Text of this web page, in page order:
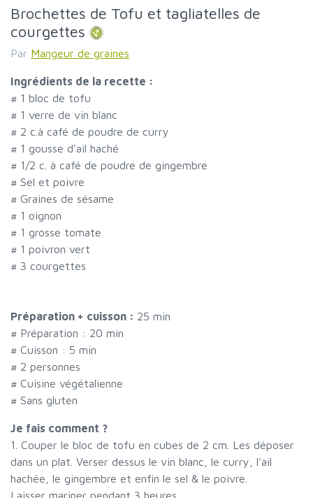
Brochettes de Tofu et tagliatelles de
courgettes
Par Mangeur de graines
Ingrédients de la recette :
# 1 bloc de tofu
# 1 verre de vin blanc
# 2 c.à café de poudre de curry
# 1 gousse d'ail haché
# 1/2 c. à café de poudre de gingembre
# Sel et poivre
# Graines de sésame
# 1 oignon
# 1 grosse tomate
# 1 poivron vert
# 3 courgettes
Préparation + cuisson : 25 min
# Préparation : 20 min
# Cuisson : 5 min
# 2 personnes
# Cuisine végétalienne
# Sans gluten
Je fais comment ?
1. Couper le bloc de tofu en cubes de 2 cm. Les déposer
dans un plat. Verser dessus le vin blanc, le curry, l'ail
hachée, le gingembre et enfin le sel & le poivre.
Laisser mariner pendant 3 heures.